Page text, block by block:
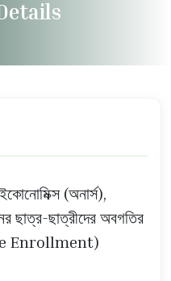
(অনার্স),
ছাত্র-ছাত্রীদের অবগতির
Enrollment)